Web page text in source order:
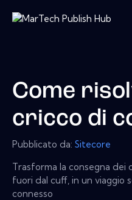
Come
cricco di
Pubblicato da: Sitecore
Trasforma la consegna dei
fuori dal cuff, in un viaggio
connesso